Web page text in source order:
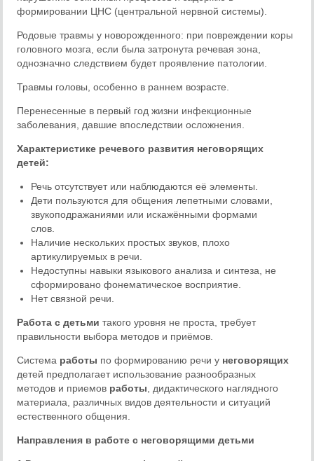
формировании ЦНС (центральной нервной системы).
Родовые травмы у новорожденного: при повреждении коры
головного мозга, если была затронута речевая зона,
однозначно следствием будет проявление патологии.
Травмы головы, особенно в раннем возрасте.
Перенесенные в первый год жизни инфекционные
заболевания, давшие впоследствии осложнения.
Характеристике речевого развития неговорящих
детей:
Речь отсутствует или наблюдаются её элементы.
Дети пользуются для общения лепетными словами,
звукоподражаниями или искажёнными формами
слов.
Наличие нескольких простых звуков, плохо
артикулируемых в речи.
Недоступны навыки языкового анализа и синтеза, не
сформировано фонематическое восприятие.
Нет связной речи.
Работа с детьми такого уровня не проста, требует
правильности выбора методов и приёмов.
Система работы по формированию речи у неговорящих
детей предполагает использование разнообразных
методов и приемов работы, дидактического наглядного
материала, различных видов деятельности и ситуаций
естественного общения.
Направления в работе с неговорящими детьми